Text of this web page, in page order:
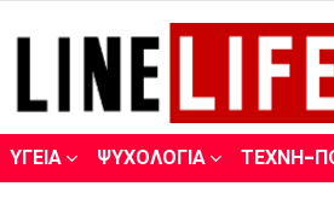
ΥΓΕΊΑ ΨΥΧΟΛΟΓΊΑ ΤΈΧΝΗ-